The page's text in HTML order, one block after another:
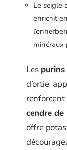
Le seigle
enrichit
minéraux
Les purins
d’ortie,
renforcent
cendre de
offre